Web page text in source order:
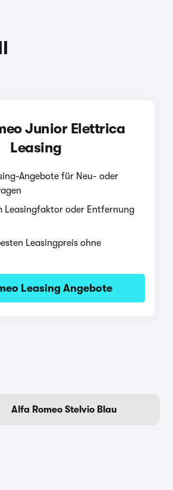
Junior Elettrica
Leasing
Angebote für Neu- oder
Leasingfaktor oder Entfernung
Leasingpreis ohne
Leasing Angebote
Alfa Romeo Stelvio Blau